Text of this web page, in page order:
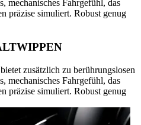
mechanisches Fahrgefühl, das
präzise simuliert. Robust genug
zusätzlich zu berührungslosen
mechanisches Fahrgefühl, das
präzise simuliert. Robust genug